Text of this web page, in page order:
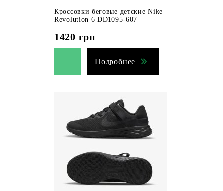
Кроссовки беговые детские Nike
Revolution 6 DD1095-607
1420 грн
Подробнее